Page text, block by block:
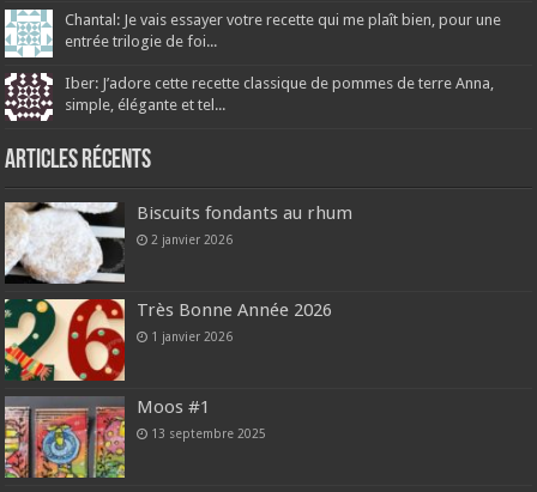
Chantal: Je vais essayer votre recette qui me plaît bien, pour une
entrée trilogie de foi...
Iber: J’adore cette recette classique de pommes de terre Anna,
simple, élégante et tel...
Articles récents
Biscuits fondants au rhum
2 janvier 2026
Très Bonne Année 2026
1 janvier 2026
Moos #1
13 septembre 2025